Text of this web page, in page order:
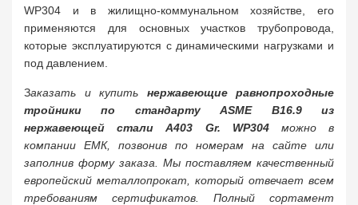
WP304 и в жилищно-коммунальном хозяйстве, его
применяются для основных участков трубопровода,
которые эксплуатируются с динамическими нагрузками и
под давлением.
Заказать и купить нержавеющие равнопроходные
тройники по стандарту ASME B16.9 из
нержавеющей стали A403 Gr. WP304можно в
компании ЕМК, позвонив по номерам на сайте или
заполнив форму заказа. Мы поставляем качественный
европейский металлопрокат, который отвечает всем
требованиям сертификатов. Полный сортамент